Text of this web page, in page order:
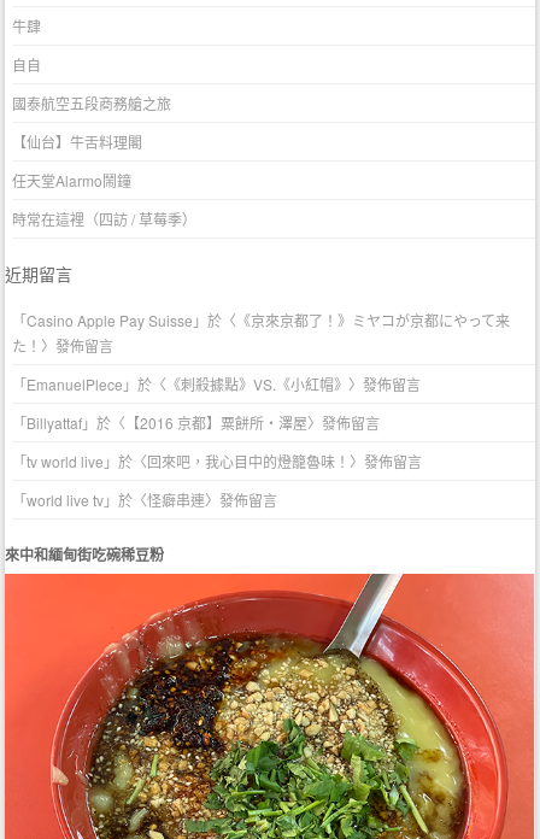
牛肆
自自
國泰航空五段商務艙之旅
【仙台】牛舌料理閣
任天堂Alarmo鬧鐘
時常在這裡（四訪 / 草莓季）
近期留言
「Casino Apple Pay Suisse 」於〈 《京來京都了！》ミヤコが京都にやって来
た！ 〉發佈留言
「EmanuelPlece 」於〈 《刺殺據點》VS.《小紅帽》 〉發佈留言
「Billyattaf」於〈 【2016 京都】粟餅所・澤屋〉發佈留言
「tv world live 」於〈回來吧，我心目中的燈籠魯味！ 〉發佈留言
「world live tv」於〈怪癖串連〉發佈留言
來中和緬甸街吃碗稀豆粉